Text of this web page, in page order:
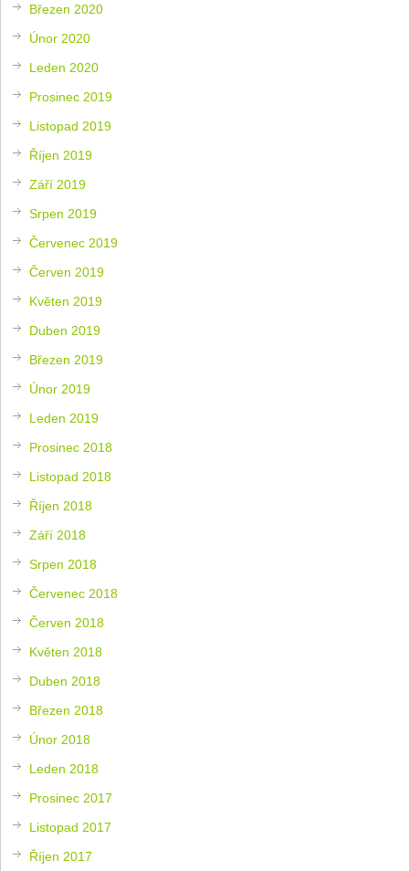
Březen 2020
Únor 2020
Leden 2020
Prosinec 2019
Listopad 2019
Říjen 2019
Září 2019
Srpen 2019
Červenec 2019
Červen 2019
Květen 2019
Duben 2019
Březen 2019
Únor 2019
Leden 2019
Prosinec 2018
Listopad 2018
Říjen 2018
Září 2018
Srpen 2018
Červenec 2018
Červen 2018
Květen 2018
Duben 2018
Březen 2018
Únor 2018
Leden 2018
Prosinec 2017
Listopad 2017
Říjen 2017